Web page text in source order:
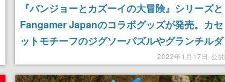
『バンジョーとカズーイの大冒険』シリーズと
Fangamer Japanのコラボグッズが発売。カセ
ットモチーフのジグソーパズルやグランチルダ
2022年1月17日 公開